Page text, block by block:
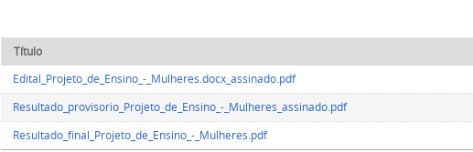
Título
Edital_Projeto_de_Ensino_-_Mulheres.docx_assinado.pdf
Resultado_provisorio_Projeto_de_Ensino_-_Mulheres_assinado.pdf
Resultado_final_Projeto_de_Ensino_-_Mulheres.pdf